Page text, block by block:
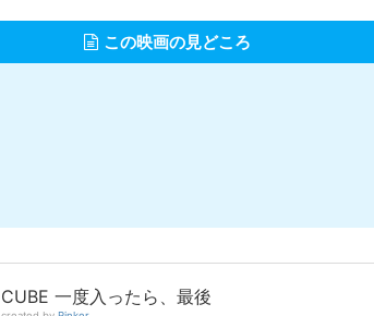
この映画の見どころ
CUBE 一度入ったら、最後